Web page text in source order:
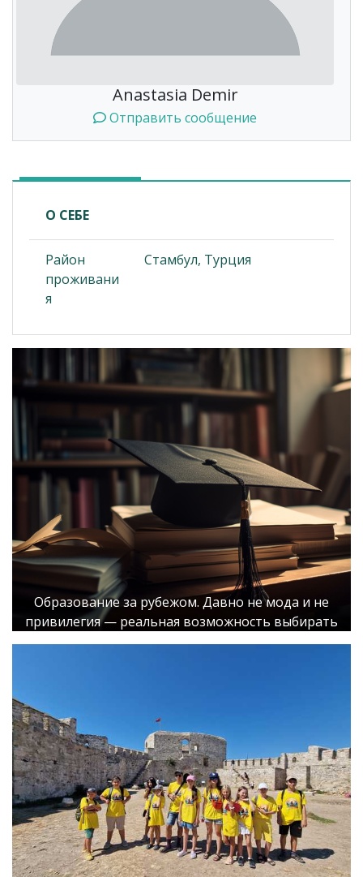
Anastasia Demir
Отправить сообщение
О СЕБЕ
Район
проживани
я
Стамбул, Турция
Образование за рубежом. Давно не мода и не
привилегия — реальная возможность выбирать